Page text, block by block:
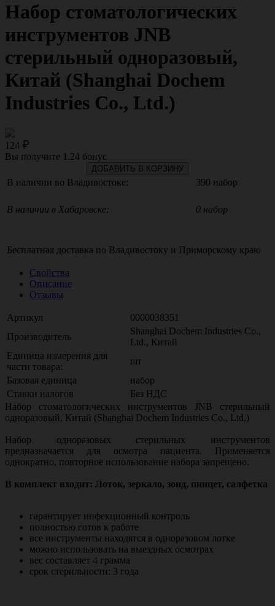
Набор стоматологических
инструментов JNB
стерильный одноразовый,
Китай (Shanghai Dochem
Industries Co., Ltd.)
124
Вы получите 1.24 бонус
ДОБАВИТЬ В КОРЗИНУ
В наличии во Владивостоке: 390 набор
В наличии в Хабаровске: 0 набор
Бесплатная доставка по Владивостоку и Приморскому краю
Свойства
Описание
Отзывы
Артикул
0000038351
Производитель
Shanghai Dochem Industries Co.,
Ltd., Китай
Единица измерения для
части товара:
шт
Базовая единица
набор
Ставки налогов
Без НДС
Набор стоматологических инструментов JNB стерильный
одноразовый, Китай (Shanghai Dochem Industries Co., Ltd.)
Набор одноразовых стерильных инструментов
предназначается для осмотра пациента. Применяется
однократно, повторное использование набора запрещено.
В комплект входит: Лоток, зеркало, зонд, пинцет, салфетка
гарантирует инфекционный контроль
полностью готов к работе
все инструменты находятся в одноразовом лотке
можно использовать на выездных осмотрах
вес составляет 4 грамма
срок стерильности: 3 года